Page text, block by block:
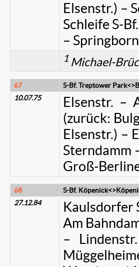
Elsenstr.) –
Schleife S-
–
1 Michael-
67
S-Bf. Treptower
10.07.75
Elsenstr. –
(zurück:
Elsenstr.) –
Sterndamm
Groß-
68
S-Bf.
27.12.84
Kaulsdorfer
Am
–